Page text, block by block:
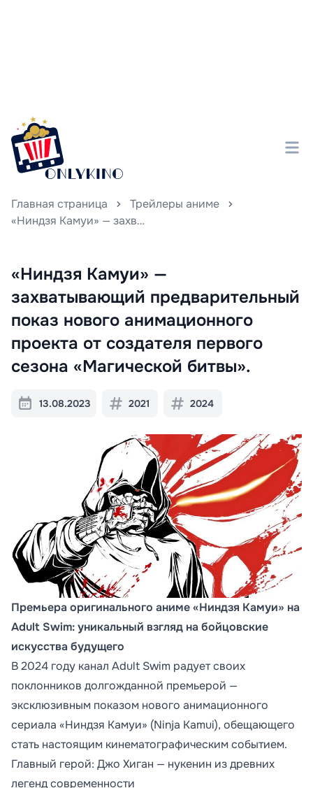
Главная страница
Трейлеры аниме
«Ниндзя Камуи» — захватывающий предварительный показ нового анимационного проекта от создателя первого сезона «Магической битвы».
«Ниндзя Камуи» —
захватывающий предварительный
показ нового анимационного
проекта от создателя первого
сезона «Магической битвы».
13.08.2023 2021 2024
Премьера оригинального аниме «Ниндзя Камуи» на
Adult Swim: уникальный взгляд на бойцовские
искусства будущего
В 2024 году канал Adult Swim радует своих
поклонников долгожданной премьерой —
эксклюзивным показом нового анимационного
сериала «Ниндзя Камуи» (Ninja Kamui), обещающего
стать настоящим кинематографическим событием.
Главный герой: Джо Хиган — нукенин из древних
легенд современности